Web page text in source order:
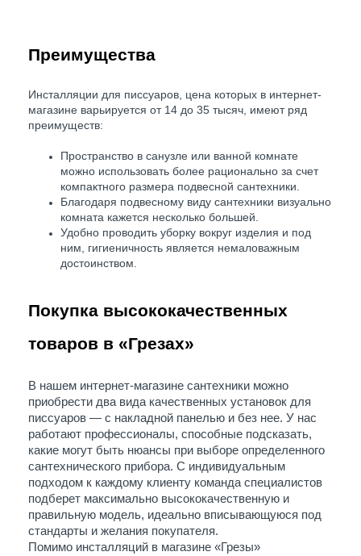
Преимущества
Инсталляции для писсуаров, цена которых в интернет-
магазине варьируется от 14 до 35 тысяч, имеют ряд
преимуществ:
Пространство в санузле или ванной комнате
можно использовать более рационально за счет
компактного размера подвесной сантехники.
Благодаря подвесному виду сантехники визуально
комната кажется несколько большей.
Удобно проводить уборку вокруг изделия и под
ним, гигиеничность является немаловажным
достоинством.
Покупка высококачественных
товаров в «Грезах»
В нашем интернет-магазине сантехники можно
приобрести два вида качественных установок для
писсуаров — с накладной панелью и без нее. У нас
работают профессионалы, способные подсказать,
какие могут быть нюансы при выборе определенного
сантехнического прибора. С индивидуальным
подходом к каждому клиенту команда специалистов
подберет максимально высококачественную и
правильную модель, идеально вписывающуюся под
стандарты и желания покупателя.
Помимо инсталляций в магазине «Грезы»